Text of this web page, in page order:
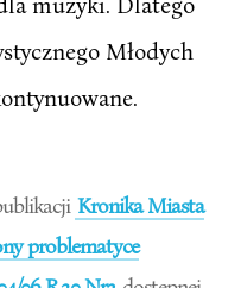
Młodych
Kronika Miasta
problematyce